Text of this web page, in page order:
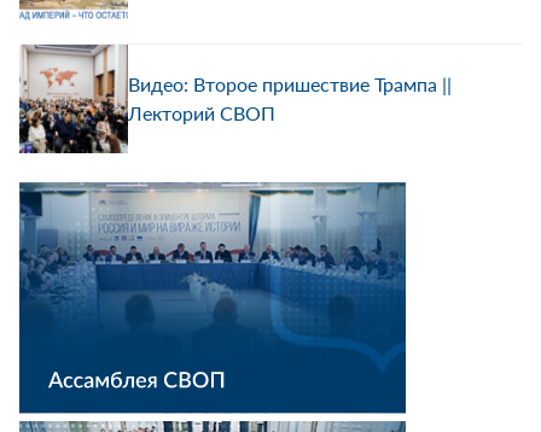
Видео: Второе пришествие Трампа ||
Лекторий СВОП